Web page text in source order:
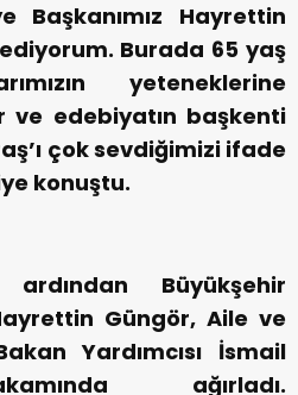
Başkanımız Hayrettin
Burada 65 yaş
yeteneklerine
edebiyatın başkenti
çok sevdiğimizi ifade
konuştu.
Büyükşehir
Güngör, Aile ve
Yardımcısı İsmail
ağırladı.